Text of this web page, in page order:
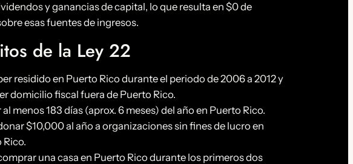
y ganancias de capital, lo que resulta en $0 de
esas fuentes de ingresos.
de la Ley 22
residido en Puerto Rico durante el periodo de 2006 a 2012 y
domicilio fiscal fuera de Puerto Rico.
al menos 183 días (aprox. 6 meses) del año en Puerto Rico.
$10,000 al año a organizaciones sin fines de lucro en
Rico.
una casa en Puerto Rico durante los primeros dos